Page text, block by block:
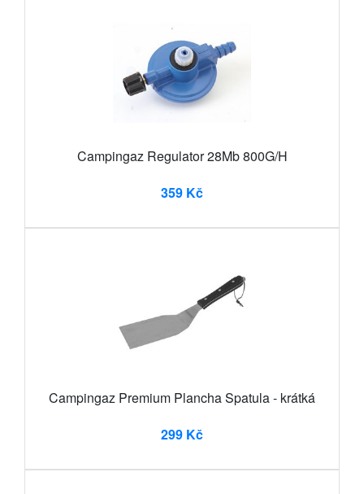
Campingaz Regulator 28Mb 800G/H
359 Kč
Campingaz Premium Plancha Spatula - krátká
299 Kč